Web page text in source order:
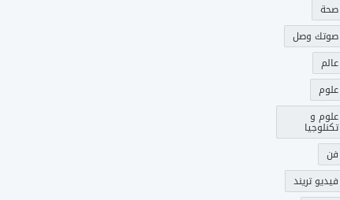
صحة
صوتك وصل
عالم
علوم
علوم و
تكنلوجيا
فن
فيديو تريند